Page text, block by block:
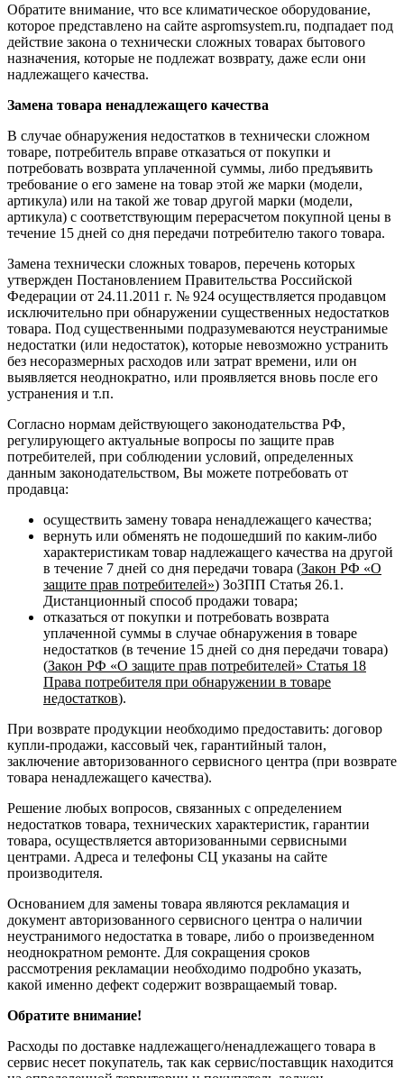
Обратите внимание, что все климатическое оборудование,
которое представлено на сайте aspromsystem.ru, подпадает под
действие закона о технически сложных товарах бытового
назначения, которые не подлежат возврату, даже если они
надлежащего качества.
Замена товара ненадлежащего качества
В случае обнаружения недостатков в технически сложном
товаре, потребитель вправе отказаться от покупки и
потребовать возврата уплаченной суммы, либо предъявить
требование о его замене на товар этой же марки (модели,
артикула) или на такой же товар другой марки (модели,
артикула) с соответствующим перерасчетом покупной цены в
течение 15 дней со дня передачи потребителю такого товара.
Замена технически сложных товаров, перечень которых
утвержден Постановлением Правительства Российской
Федерации от 24.11.2011 г. № 924 осуществляется продавцом
исключительно при обнаружении существенных недостатков
товара. Под существенными подразумеваются неустранимые
недостатки (или недостаток), которые невозможно устранить
без несоразмерных расходов или затрат времени, или он
выявляется неоднократно, или проявляется вновь после его
устранения и т.п.
Согласно нормам действующего законодательства РФ,
регулирующего актуальные вопросы по защите прав
потребителей, при соблюдении условий, определенных
данным законодательством, Вы можете потребовать от
продавца:
осуществить замену товара ненадлежащего качества;
вернуть или обменять не подошедший по каким-либо
характеристикам товар надлежащего качества на другой
в течение 7 дней со дня передачи товара (Закон РФ «О
защите прав потребителей») ЗоЗПП Статья 26.1.
Дистанционный способ продажи товара;
отказаться от покупки и потребовать возврата
уплаченной суммы в случае обнаружения в товаре
недостатков (в течение 15 дней со дня передачи товара)
(Закон РФ «О защите прав потребителей» Статья 18
Права потребителя при обнаружении в товаре
недостатков).
При возврате продукции необходимо предоставить: договор
купли-продажи, кассовый чек, гарантийный талон,
заключение авторизованного сервисного центра (при возврате
товара ненадлежащего качества).
Решение любых вопросов, связанных с определением
недостатков товара, технических характеристик, гарантии
товара, осуществляется авторизованными сервисными
центрами. Адреса и телефоны СЦ указаны на сайте
производителя.
Основанием для замены товара являются рекламация и
документ авторизованного сервисного центра о наличии
неустранимого недостатка в товаре, либо о произведенном
неоднократном ремонте. Для сокращения сроков
рассмотрения рекламации необходимо подробно указать,
какой именно дефект содержит возвращаемый товар.
Обратите внимание!
Расходы по доставке надлежащего/ненадлежащего товара в
сервис несет покупатель, так как сервис/поставщик находится